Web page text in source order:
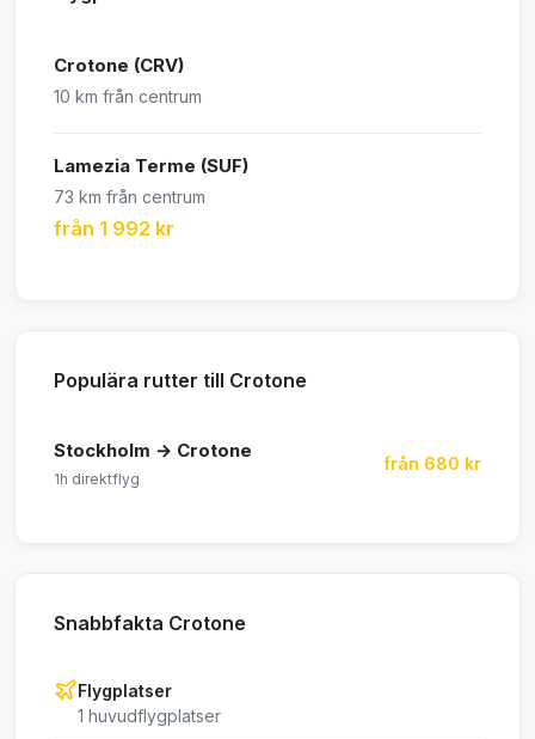
Crotone (CRV)
10 km från centrum
Lamezia Terme (SUF)
73 km från centrum
från 1 992 kr
Populära rutter till Crotone
Stockholm → Crotone
1h direktflyg
från 680 kr
Snabbfakta Crotone
Flygplatser
1 huvudflygplatser